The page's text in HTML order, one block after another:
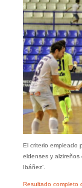
El criterio empleado
eldenses y alzireños
Ibáñez’.
Resultado completo